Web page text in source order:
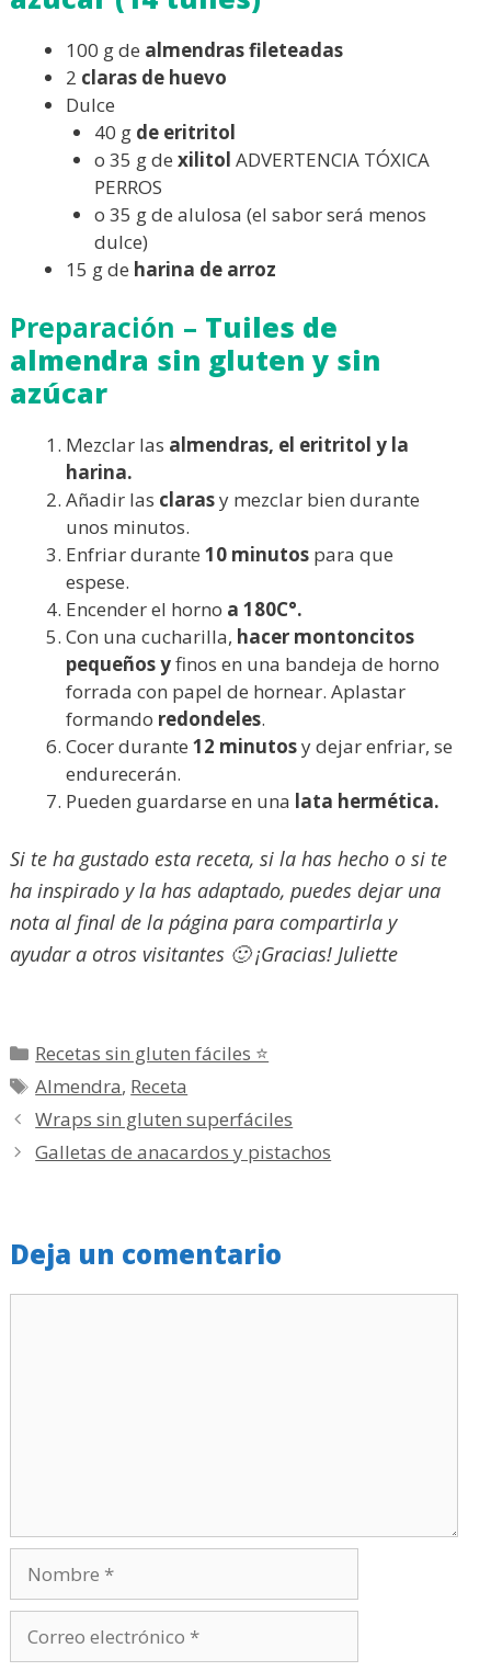
100 g de almendras fileteadas
2 claras de huevo
Dulce
40 g de eritritol
o 35 g de xilitol ADVERTENCIA TÓXICA
PERROS
o 35 g de alulosa (el sabor será menos
dulce)
15 g de harina de arroz
Preparación – Tuiles de
almendra sin gluten y sin
azúcar
Mezclar las almendras, el eritritol y la
harina.
Añadir las clarasy mezclar bien durante
unos minutos.
Enfriar durante 10 minutos para que
espese.
Encender el horno a 180C°.
Con una cucharilla, hacer montoncitos
pequeños yfinos en una bandeja de horno
forrada con papel de hornear. Aplastar
formando redondeles.
Cocer durante 12 minutosy dejar enfriar, se
endurecerán.
Pueden guardarse en una lata hermética.
Si te ha gustado esta receta, si la has hecho o si te
ha inspirado y la has adaptado, puedes dejar una
nota al final de la página para compartirla y
ayudar a otros visitantes 🙂 ¡Gracias! Juliette
Categorías
Recetas sin gluten fáciles ⭐
Etiquetas
Almendra, Receta
Wraps sin gluten superfáciles
Galletas de anacardos y pistachos
Deja un comentario
electrónico